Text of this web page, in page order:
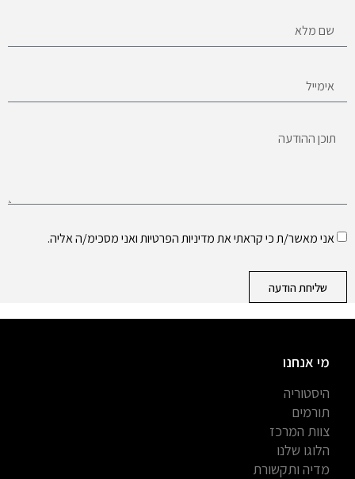
אני מאשר/ת כי קראתי אתמדיניות הפרטיותואני מסכימ/ה אליה.
שליחת הודעה
מי אנחנו
היסטוריה
תורמים
צוות המרכז
הלוגו שלנו
מדיה ותקשורת